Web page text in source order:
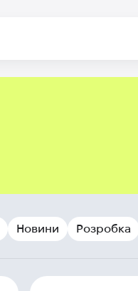
Новини Розробка